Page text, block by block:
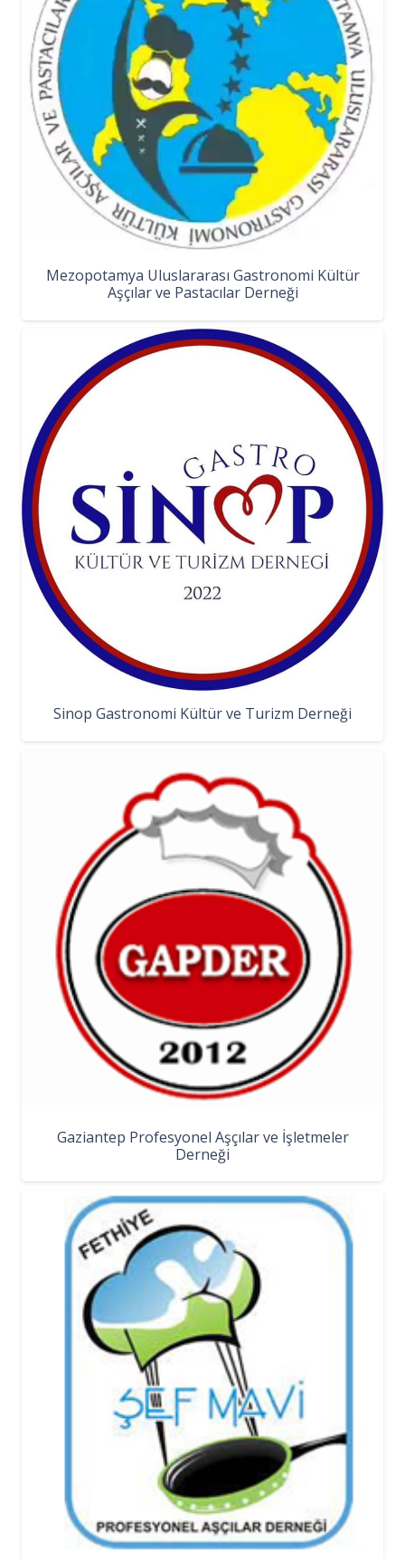
Mezopotamya Uluslararası Gastronomi Kültür
Aşçılar ve Pastacılar Derneği
Sinop Gastronomi Kültür ve Turizm Derneği
Gaziantep Profesyonel Aşçılar ve İşletmeler
Derneği